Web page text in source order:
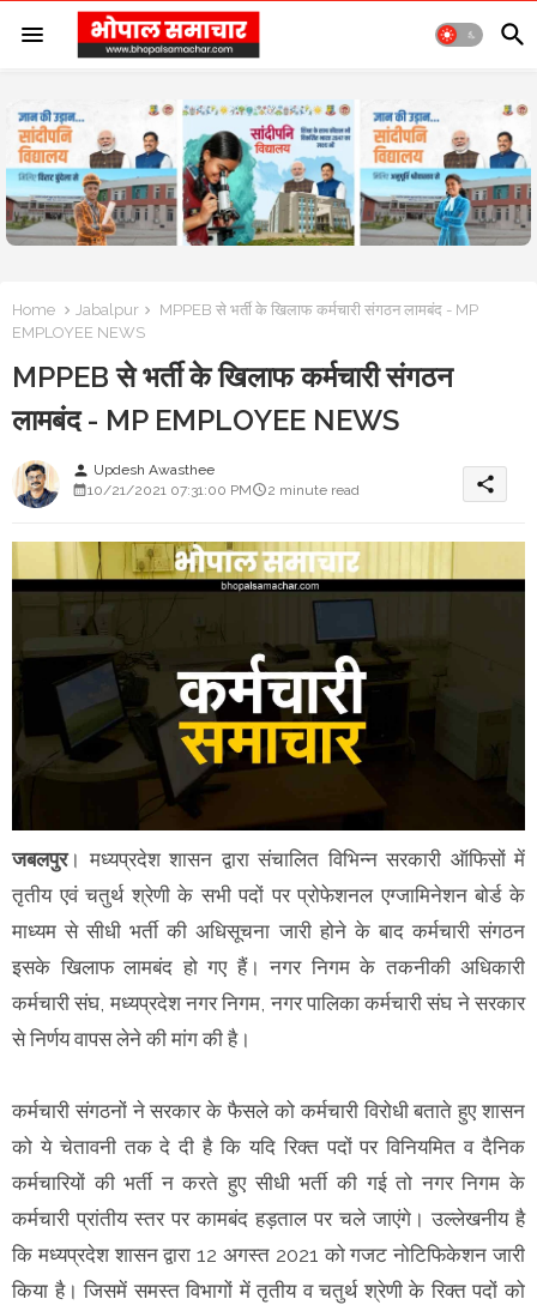
Home Jabalpur
MPPEB से भर्ती के खिलाफ कर्मचारी संगठन लामबंद - MP
EMPLOYEE NEWS
MPPEB से भर्ती के खिलाफ कर्मचारी संगठन
लामबंद - MP EMPLOYEE NEWS
person Updesh Awasthee
10/21/2021 07:31:00 PM
2 minute read share
जबलपुर। मध्यप्रदेश शासन द्वारा संचालित विभिन्न सरकारी ऑफिसों में
तृतीय एवं चतुर्थ श्रेणी के सभी पदों पर प्रोफेशनल एग्जामिनेशन बोर्ड के
माध्यम से सीधी भर्ती की अधिसूचना जारी होने के बाद कर्मचारी संगठन
इसके खिलाफ लामबंद हो गए हैं। नगर निगम के तकनीकी अधिकारी
कर्मचारी संघ, मध्यप्रदेश नगर निगम, नगर पालिका कर्मचारी संघ ने सरकार
से निर्णय वापस लेने की मांग की है।
कर्मचारी संगठनों ने सरकार के फैसले को कर्मचारी विरोधी बताते हुए शासन
को ये चेतावनी तक दे दी है कि यदि रिक्त पदों पर विनियमित व दैनिक
कर्मचारियों की भर्ती न करते हुए सीधी भर्ती की गई तो नगर निगम के
कर्मचारी प्रांतीय स्तर पर कामबंद हड़ताल पर चले जाएंगे। उल्लेखनीय है
कि मध्यप्रदेश शासन द्वारा 12 अगस्त 2021 को गजट नोटिफिकेशन जारी
किया है। जिसमें समस्त विभागों में तृतीय व चतुर्थ श्रेणी के रिक्त पदों को